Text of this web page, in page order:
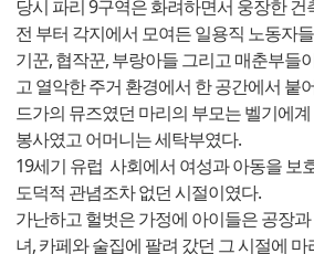
당시 파리 9구역은 화려하면서 웅장한
전 부터 각지에서 모여든 일용직 노동자
기꾼, 협작꾼, 부랑아들 그리고 매춘부들
고 열악한 주거 환경에서 한 공간에서 붙
드가의 뮤즈였던 마리의 부모는 벨기에
봉사였고 어머니는 세탁부였다.
19세기 유럽 사회에서 여성과 아동을 보
도덕적 관념조차 없던 시절이였다.
가난하고 헐벗은 가정에 아이들은 공장
녀, 카페와 술집에 팔려 갔던 그 시절에